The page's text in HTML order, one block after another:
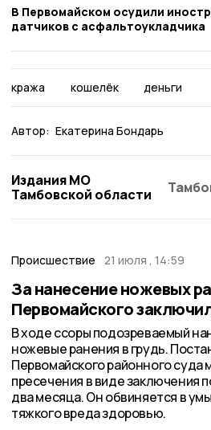
В Первомайском осудили
датчиков с асфальтоукладчика
кража кошелёк деньги
Автор: Екатерина Бондарь
Издания МО
Тамбовской области
Происшествие 21 июля , 14:59
За нанесение ножевых
Первомайского
В ходе ссоры подозреваемый
ножевые ранения в грудь.
Первомайского районного суда
пресечения в виде заключения
два месяца. Он обвиняется в
тяжкого вреда здоровью.